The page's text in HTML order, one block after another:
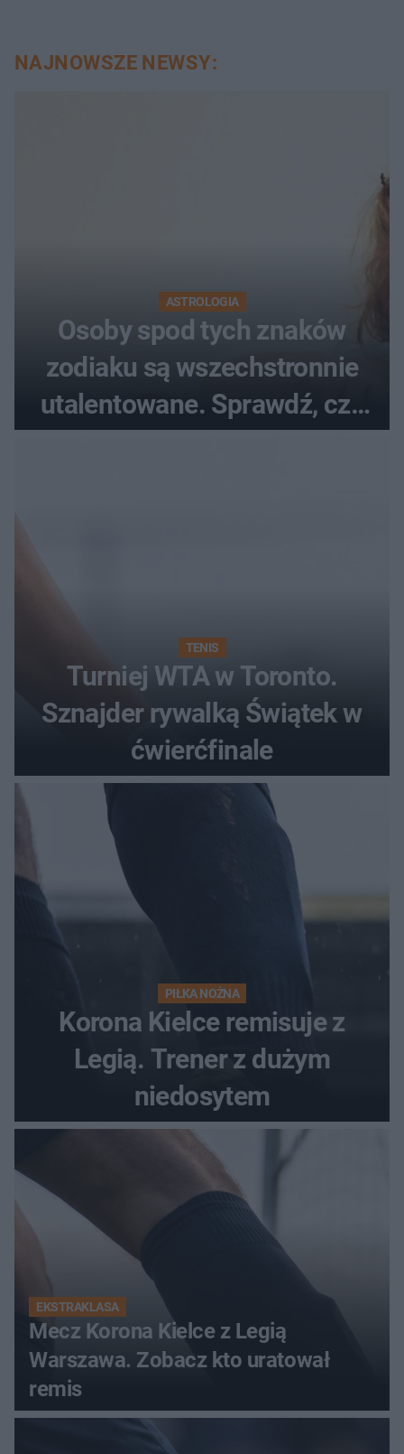
NAJNOWSZE NEWSY:
ASTROLOGIA
Osoby spod tych znaków
zodiaku są wszechstronnie
utalentowane. Sprawdź, czy
twój znak znajduje się na
TENIS
Turniej WTA w Toronto.
Sznajder rywalką Świątek w
ćwierćfinale
PIŁKA NOŻNA
Korona Kielce remisuje z
Legią. Trener z dużym
niedosytem
EKSTRAKLASA
Mecz Korona Kielce z Legią
Warszawa. Zobacz kto uratował
remis